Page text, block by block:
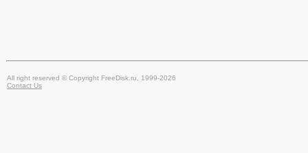
All right reserved © Copyright FreeDisk.ru, 1999-2026
Contact Us